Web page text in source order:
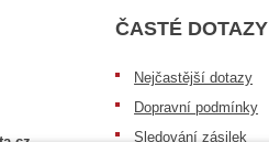
ČASTÉ DOTAZY
Nejčastější dotazy
Dopravní podmínky
Sledování zásilek